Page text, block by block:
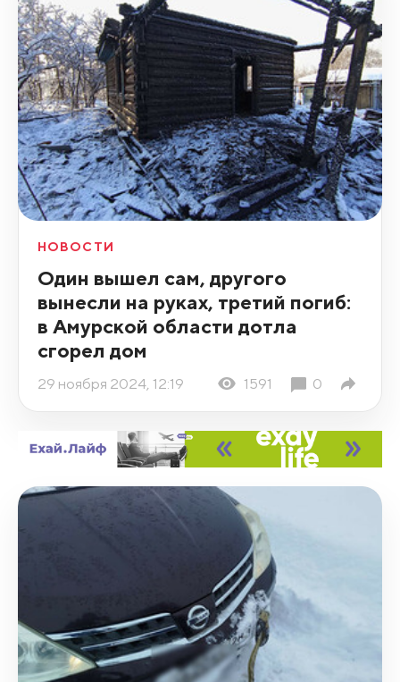
НОВОСТИ
Один вышел сам, другого
вынесли на руках, третий погиб:
в Амурской области дотла
сгорел дом
29 ноября 2024, 12:19 1591 0